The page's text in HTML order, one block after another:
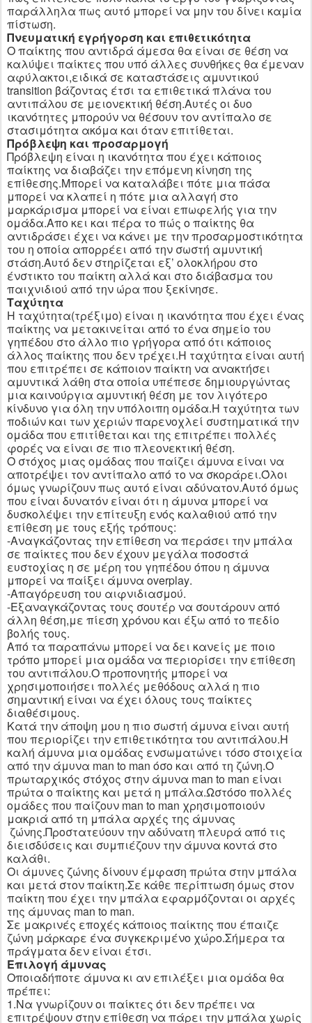
παράλληλα πως αυτό μπορεί να μην του δίνει καμία
πίστωση.
Πνευματική εγρήγορση και επιθετικότητα
Ο παίκτης που αντιδρά άμεσα θα είναι σε θέση να
καλύψει παίκτες που υπό άλλες συνθήκες θα έμεναν
αφύλακτοι,ειδικά σε καταστάσεις αμυντικού
transition βάζοντας έτσι τα επιθετικά πλάνα του
αντιπάλου σε μειονεκτική θέση.Αυτές οι δυο
ικανότητες μπορούν να θέσουν τον αντίπαλο σε
στασιμότητα ακόμα και όταν επιτίθεται.
Πρόβλεψη και προσαρμογή
Πρόβλεψη είναι η ικανότητα που έχει κάποιος
παίκτης να διαβάζει την επόμενη κίνηση της
επίθεσης.Μπορεί να καταλάβει πότε μια πάσα
μπορεί να κλαπεί η πότε μια αλλαγή στο
μαρκάρισμα μπορεί να είναι επωφελής για την
ομάδα.Απο κει και πέρα το πώς ο παίκτης θα
αντιδράσει έχει να κάνει με την προσαρμοστικότητα
του η οποία απορρέει από την σωστή αμυντική
στάση.Αυτό δεν στηρίζεται εξ’ ολοκλήρου στο
ένστικτο του παίκτη αλλά και στο διάβασμα του
παιχνιδιού από την ώρα που ξεκίνησε.
Ταχύτητα
Η ταχύτητα(τρέξιμο) είναι η ικανότητα που έχει ένας
παίκτης να μετακινείται από το ένα σημείο του
γηπέδου στο άλλο πιο γρήγορα από ότι κάποιος
άλλος παίκτης που δεν τρέχει.Η ταχύτητα είναι αυτή
που επιτρέπει σε κάποιον παίκτη να ανακτήσει
αμυντικά λάθη στα οποία υπέπεσε δημιουργώντας
μια καινούργια αμυντική θέση με τον λιγότερο
κίνδυνο για όλη την υπόλοιπη ομάδα.Η ταχύτητα των
ποδιών και των χεριών παρενοχλεί συστηματικά την
ομάδα που επιτίθεται και της επιτρέπει πολλές
φορές να είναι σε πιο πλεονεκτική θέση.
Ο στόχος μιας ομάδας που παίζει άμυνα είναι να
αποτρέψει τον αντίπαλο από το να σκοράρει.Όλοι
όμως γνωρίζουν πως αυτό είναι αδύνατον.Αυτό όμως
που είναι δυνατόν είναι ότι η άμυνα μπορεί να
δυσκολέψει την επίτευξη ενός καλαθιού από την
επίθεση με τους εξής τρόπους:
-Αναγκάζοντας την επίθεση να περάσει την μπάλα
σε παίκτες που δεν έχουν μεγάλα ποσοστά
ευστοχίας η σε μέρη του γηπέδου όπου η άμυνα
μπορεί να παίξει άμυνα overplay.
-Απαγόρευση του αιφνιδιασμού.
-Εξαναγκάζοντας τους σουτέρ να σουτάρουν από
άλλη θέση,με πίεση χρόνου και έξω από το πεδίο
βολής τους.
Από τα παραπάνω μπορεί να δει κανείς με ποιο
τρόπο μπορεί μια ομάδα να περιορίσει την επίθεση
του αντιπάλου.Ο προπονητής μπορεί να
χρησιμοποιήσει πολλές μεθόδους αλλά η πιο
σημαντική είναι να έχει όλους τους παίκτες
διαθέσιμους.
Κατά την άποψη μου η πιο σωστή άμυνα είναι αυτή
που περιορίζει την επιθετικότητα του αντιπάλου.Η
καλή άμυνα μια ομάδας ενσωματώνει τόσο στοιχεία
από την άμυνα man to man όσο και από τη ζώνη.Ο
πρωταρχικός στόχος στην άμυνα man to man είναι
πρώτα ο παίκτης και μετά η μπάλα.Ωστόσο πολλές
ομάδες που παίζουν man to man χρησιμοποιούν
μακριά από τη μπάλα αρχές της άμυνας
ζώνης.Προστατεύουν την αδύνατη πλευρά από τις
διεισδύσεις και συμπιέζουν την άμυνα κοντά στο
καλάθι.
Οι άμυνες ζώνης δίνουν έμφαση πρώτα στην μπάλα
και μετά στον παίκτη.Σε κάθε περίπτωση όμως στον
παίκτη που έχει την μπάλα εφαρμόζονται οι αρχές
της άμυνας man to man.
Σε μακρινές εποχές κάποιος παίκτης που έπαιζε
ζώνη μάρκαρε ένα συγκεκριμένο χώρο.Σήμερα τα
πράγματα δεν είναι έτσι.
Επιλογή άμυνας
Οποιαδήποτε άμυνα κι αν επιλέξει μια ομάδα θα
πρέπει:
1.Να γνωρίζουν οι παίκτες ότι δεν πρέπει να
επιτρέψουν στην επίθεση να πάρει την μπάλα χωρίς